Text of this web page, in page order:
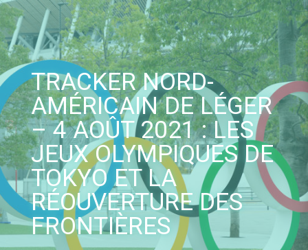
Skip
to
content
TRACKER NORD-
AMÉRICAIN DE LÉGER
– 4 AOÛT 2021 : LES
JEUX OLYMPIQUES DE
TOKYO ET LA
RÉOUVERTURE DES
FRONTIÈRES